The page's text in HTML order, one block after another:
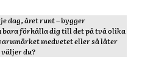
dag, året runt – bygger
bara förhålla dig till det på två olika
medvetet eller så låter
väljer du?